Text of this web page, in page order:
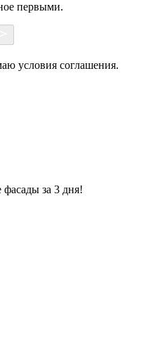
первыми.
условия соглашения.
за 3 дня!